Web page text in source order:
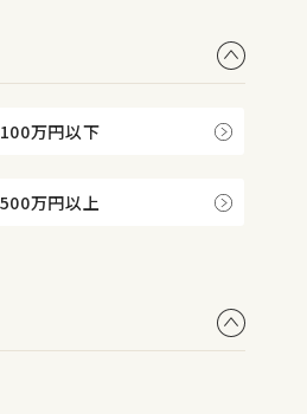
100万円以下
500万円以上